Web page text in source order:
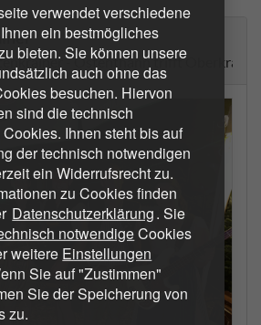
verwendet verschiedene
ein bestmögliches
bieten. Sie können unsere
auch ohne das
besuchen. Hiervon
sind die technisch
Ihnen steht bis auf
der technisch notwendigen
ein Widerrufsrecht zu.
zu Cookies finden
Datenschutzerklärung. Sie
notwendigeCookies
weitere Einstellungen
Sie auf "Zustimmen"
Sie der Speicherung von
zu.
- Ostenthann trifft Oberkrain